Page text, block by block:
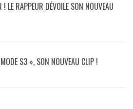
LE RAPPEUR DÉVOILE SON NOUVEAU
S3 », SON NOUVEAU CLIP !